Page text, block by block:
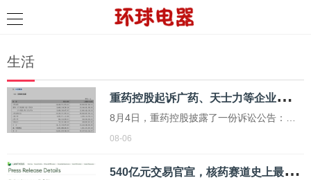
生活
重
药控股起诉广药、天士力等企业，追讨12亿账款
8月4日，重药控股披露了一份诉讼公告：过
去12个月，公司及控股子公司新增诉讼、仲
08-06
5
40亿元交易官宣，核药赛道史上最大并购诞生